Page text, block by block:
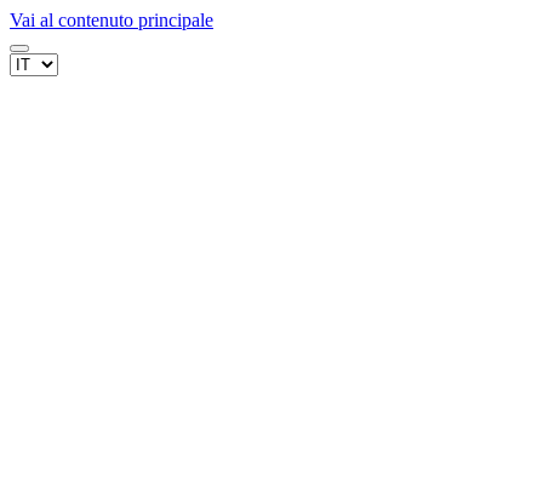
Vai al contenuto principale